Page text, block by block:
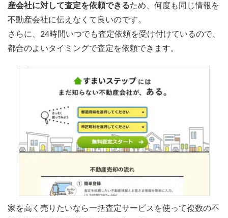
産会社に対して査定を依頼できるため、 何度も同じ情報を
不動産会社に伝えなくて良いのです。
さらに、 24時間いつでも査定依頼を受け付けているので、
都合のよいタイミングで査定を依頼できます。
家を高く売りたいなら一括査定サービスを使って複数の不